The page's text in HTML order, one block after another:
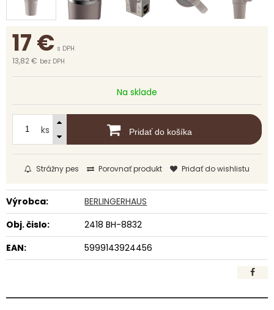
17€ s DPH
13,82 € bez DPH
Na sklade
ks Pridať do košíka
Strážny pes Porovnať produkt Pridať do wishlistu
Výrobca:
BERLINGERHAUS
Obj. čislo:
2418 BH-8832
EAN:
5999143924456